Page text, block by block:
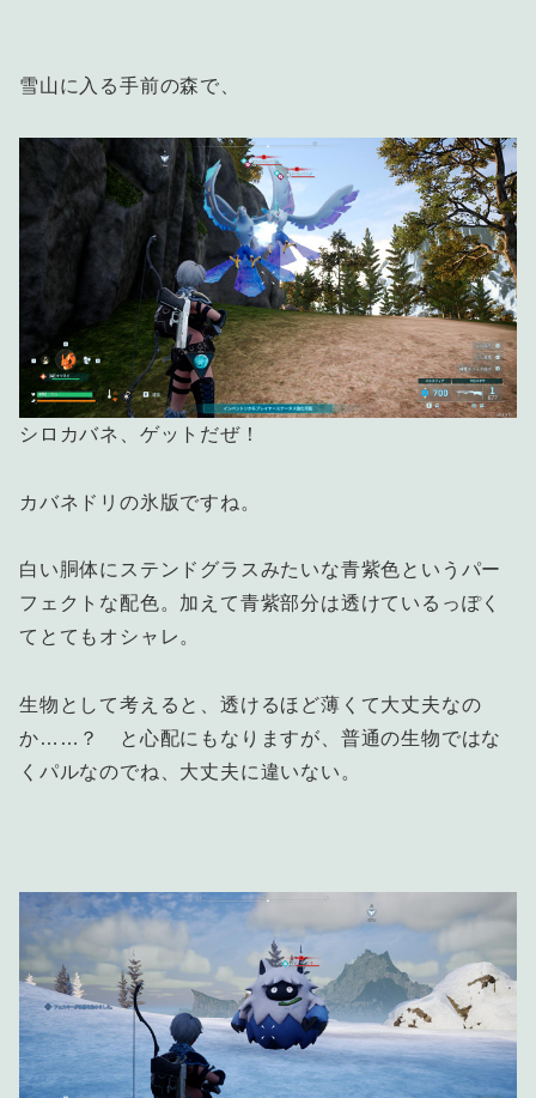
雪山に入る手前の森で、
シロカバネ、ゲットだぜ！
カバネドリの氷版ですね。
白い胴体にステンドグラスみたいな青紫色というパー
フェクトな配色。加えて青紫部分は透けているっぽく
てとてもオシャレ。
生物として考えると、透けるほど薄くて大丈夫なの
か……？ と心配にもなりますが、普通の生物ではな
くパルなのでね、大丈夫に違いない。